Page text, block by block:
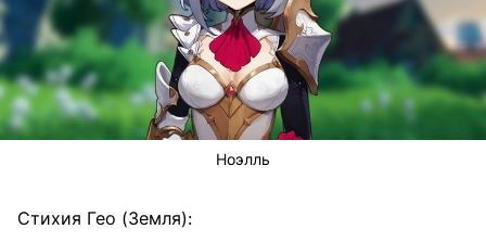
Ноэлль
Стихия Гео (Земля):